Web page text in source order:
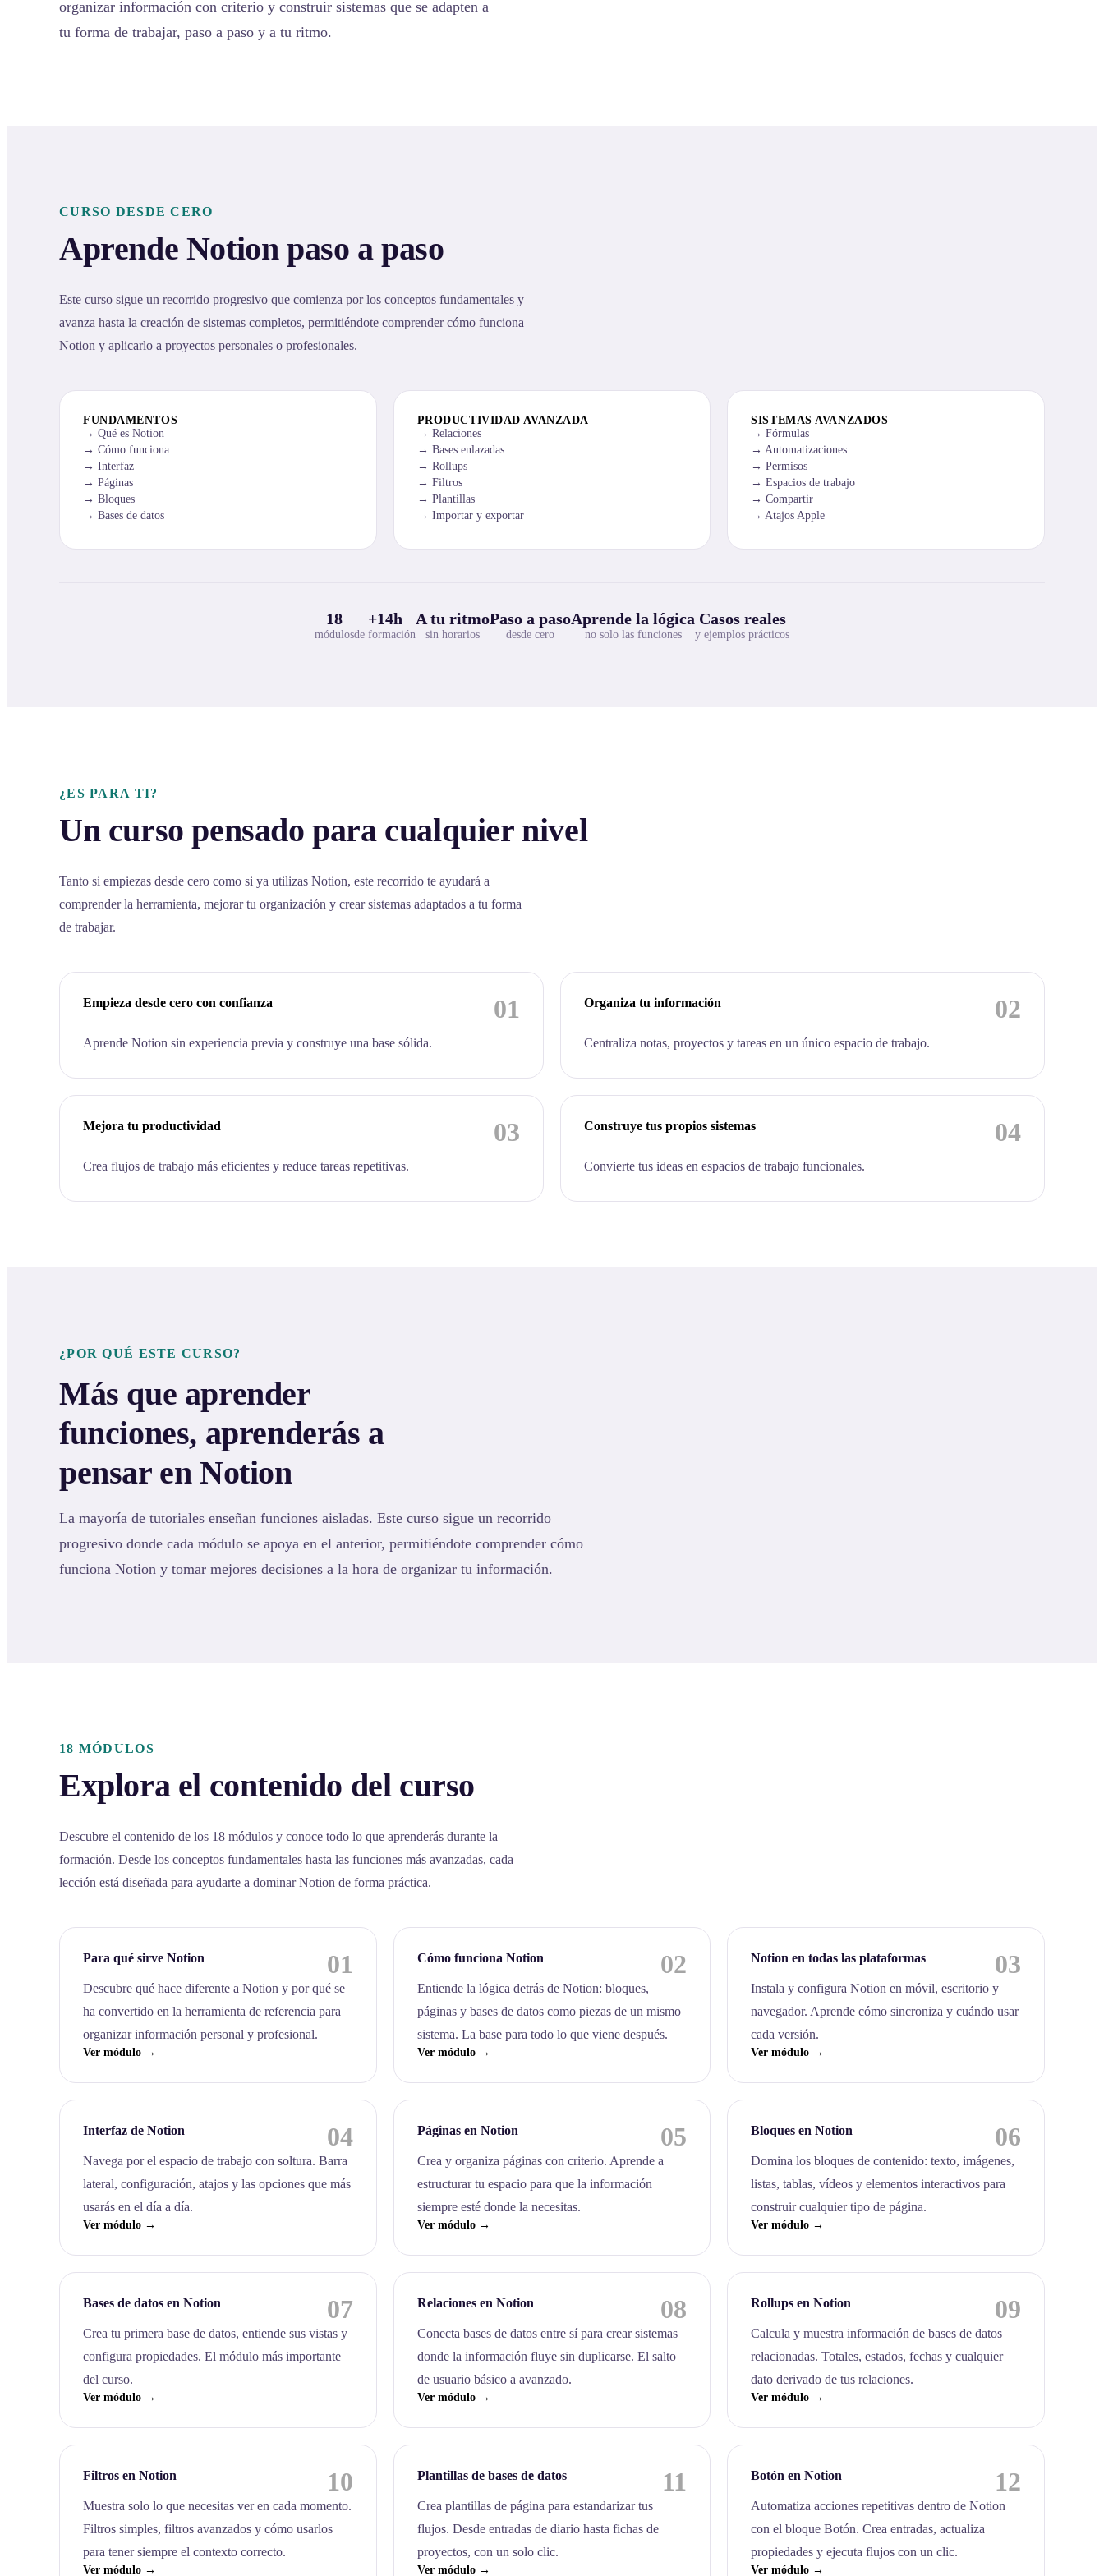
organizar información con criterio y construir sistemas que se adapten a
tu forma de trabajar, paso a paso y a tu ritmo.
CURSO DESDE CERO
Aprende Notion paso a paso
Este curso sigue un recorrido progresivo que comienza por los conceptos fundamentales y
avanza hasta la creación de sistemas completos, permitiéndote comprender cómo funciona
Notion y aplicarlo a proyectos personales o profesionales.
FUNDAMENTOS
Qué es Notion
Cómo funciona
Interfaz
Páginas
Bloques
Bases de datos
PRODUCTIVIDAD AVANZADA
Relaciones
Bases enlazadas
Rollups
Filtros
Plantillas
Importar y exportar
SISTEMAS AVANZADOS
Fórmulas
Automatizaciones
Permisos
Espacios de trabajo
Compartir
Atajos Apple
18
módulos
+14h
de formación
A tu ritmo
sin horarios
Paso a paso
desde cero
Aprende la lógica
no solo las funciones
Casos reales
y ejemplos prácticos
¿ES PARA TI?
Un curso pensado para cualquier nivel
Tanto si empiezas desde cero como si ya utilizas Notion, este recorrido te ayudará a
comprender la herramienta, mejorar tu organización y crear sistemas adaptados a tu forma
de trabajar.
01
Empieza desde cero con confianza
Aprende Notion sin experiencia previa y construye una base sólida.
02
Organiza tu información
Centraliza notas, proyectos y tareas en un único espacio de trabajo.
03
Mejora tu productividad
Crea flujos de trabajo más eficientes y reduce tareas repetitivas.
04
Construye tus propios sistemas
Convierte tus ideas en espacios de trabajo funcionales.
¿POR QUÉ ESTE CURSO?
Más que aprender
funciones, aprenderás a
pensar en Notion
La mayoría de tutoriales enseñan funciones aisladas. Este curso sigue un recorrido
progresivo donde cada módulo se apoya en el anterior, permitiéndote comprender cómo
funciona Notion y tomar mejores decisiones a la hora de organizar tu información.
18 MÓDULOS
Explora el contenido del curso
Descubre el contenido de los 18 módulos y conoce todo lo que aprenderás durante la
formación. Desde los conceptos fundamentales hasta las funciones más avanzadas, cada
lección está diseñada para ayudarte a dominar Notion de forma práctica.
Para qué sirve Notion 01
Descubre qué hace diferente a Notion y por qué se
ha convertido en la herramienta de referencia para
organizar información personal y profesional.
Ver módulo →
Cómo funciona Notion 02
Entiende la lógica detrás de Notion: bloques,
páginas y bases de datos como piezas de un mismo
sistema. La base para todo lo que viene después.
Ver módulo →
Notion en todas las plataformas 03
Instala y configura Notion en móvil, escritorio y
navegador. Aprende cómo sincroniza y cuándo usar
cada versión.
Ver módulo →
Interfaz de Notion 04
Navega por el espacio de trabajo con soltura. Barra
lateral, configuración, atajos y las opciones que más
usarás en el día a día.
Ver módulo →
Páginas en Notion 05
Crea y organiza páginas con criterio. Aprende a
estructurar tu espacio para que la información
siempre esté donde la necesitas.
Ver módulo →
Bloques en Notion 06
Domina los bloques de contenido: texto, imágenes,
listas, tablas, vídeos y elementos interactivos para
construir cualquier tipo de página.
Ver módulo →
Bases de datos en Notion 07
Crea tu primera base de datos, entiende sus vistas y
configura propiedades. El módulo más importante
del curso.
Ver módulo →
Relaciones en Notion 08
Conecta bases de datos entre sí para crear sistemas
donde la información fluye sin duplicarse. El salto
de usuario básico a avanzado.
Ver módulo →
Rollups en Notion 09
Calcula y muestra información de bases de datos
relacionadas. Totales, estados, fechas y cualquier
dato derivado de tus relaciones.
Ver módulo →
Filtros en Notion 10
Muestra solo lo que necesitas ver en cada momento.
Filtros simples, filtros avanzados y cómo usarlos
para tener siempre el contexto correcto.
Ver módulo →
Plantillas de bases de datos 11
Crea plantillas de página para estandarizar tus
flujos. Desde entradas de diario hasta fichas de
proyectos, con un solo clic.
Ver módulo →
Botón en Notion 12
Automatiza acciones repetitivas dentro de Notion
con el bloque Botón. Crea entradas, actualiza
propiedades y ejecuta flujos con un clic.
Ver módulo →